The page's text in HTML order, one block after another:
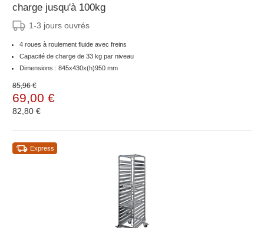
charge jusqu'à 100kg
1-3 jours ouvrés
4 roues à roulement fluide avec freins
Capacité de charge de 33 kg par niveau
Dimensions : 845x430x(h)950 mm
85,96 €
69,00 €
82,80 €
Express